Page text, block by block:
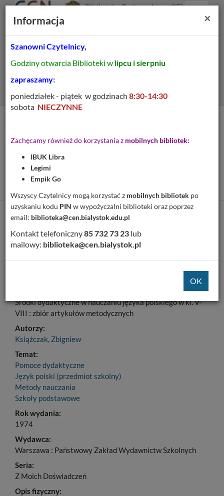
główne
główna
Prolib
główna
Biblioteka Pedagogiczna CEN
Menu
nauczaniu języka polskiego
w kl. V-VIII : zbiór
artykułów metodycznych
Cytuj
Dodaj na Twoją półkę
Środki dydaktyczne w nauczaniu języka polskiego w kl. V-
VIII : zbiór artykułów metodycznych
Autorzy:
Książczak, Zbigniew
Temat:
Pomoce dydaktyczne
Język polski (przedmiot szkolny)
Metody nauczania
Szkoły podstawowe
Rok wydania:
1974
Wydawca:
Warszawa : Państwowy Zakład Wydawnictw Szkolnych
Seria:
Z Moich Doświadczeń
Opis fizyczny:
×
Informacja
Szanowni Czytelnicy,
Godziny otwarcia Biblioteki w lipcu i sierpniu
zapraszamy:
poniedziałek - piątek w godzinach 8:30-14:30
sobota NIECZYNNE
Zachęcamy również do korzystania z mobilnych bibliotek:
IBUK Libra
Legimi
Empik Go
Wszyscy Czytelnicy mogą korzystać z mobilnych bibliotek po
uzyskaniu kodu PIN w wypożyczalni biblioteki oraz poprzez
email: biblioteka@cen.bialystok.edu.pl
Kontakt telefoniczny85 732 73 23 lub
mailowy: biblioteka@cen.bialystok.pl